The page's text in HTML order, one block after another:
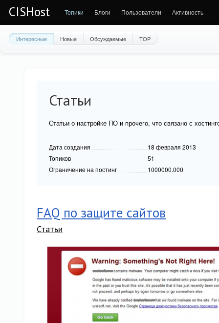
CISHost Топики Блоги Пользователи Активность
Интересные Новые Обсуждаемые TOP
Статьи
Статьи о настройке ПО и прочего, что связано с
Дата создания
18 февраля 2013
Топиков
51
Ограничение на постинг
1000000.000
FAQ по защите сайтов
Статьи